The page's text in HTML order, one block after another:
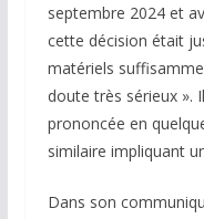
septembre 2024 et
cette décision était
matériels
doute très sérieux ».
prononcée en
similaire impliquant
Dans son